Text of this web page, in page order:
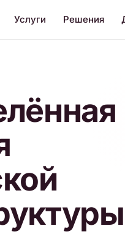
Услуги Решения